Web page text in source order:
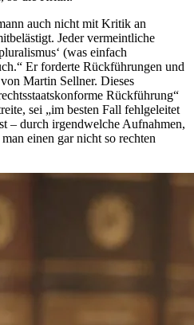
auch nicht mit Kritik an
Jeder vermeintliche
(was einfach
Er forderte Rückführungen und
Martin Sellner. Dieses
Rückführung“
sei „im besten Fall fehlgeleitet
– durch irgendwelche Aufnahmen,
einen gar nicht so rechten